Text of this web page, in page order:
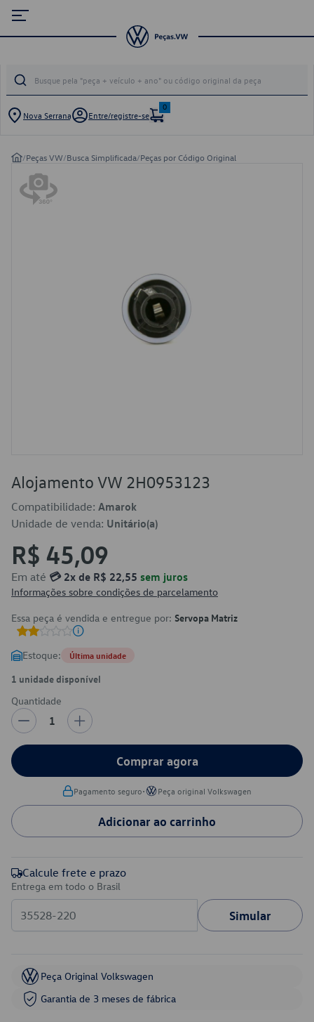
Nova Serrana Entre/registre-se
0
/Peças VW/Busca Simplificada/Peças por Código Original
Alojamento VW 2H0953123
Compatibilidade: Amarok
Unidade de venda: Unitário(a)
R$ 45,09
Em até 💳 2x de R$ 22,55 sem juros
Informações sobre condições de parcelamento
Essa peça é vendida e entregue por: Servopa Matriz
Estoque: Última unidade
1 unidade disponível
Quantidade
1
Comprar agora
Pagamento seguro• Peça original Volkswagen
Adicionar ao carrinho
Calcule frete e prazo
Entrega em todo o Brasil
Simular
Peça Original Volkswagen
Garantia de 3 meses de fábrica